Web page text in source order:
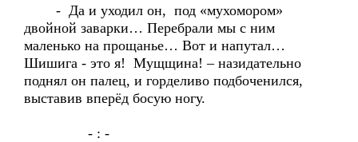
- Да и уходил он, под «мухомором»
двойной заварки… Перебрали мы с ним
маленько на прощанье… Вот и напутал…
Шишига - это я! Мущщина! – назидательно
поднял он палец, и горделиво подбоченился,
выставив вперёд босую ногу.
- : -